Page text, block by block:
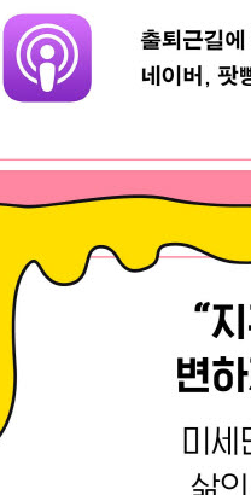
후를 조절하다
측 네트워크
양과학